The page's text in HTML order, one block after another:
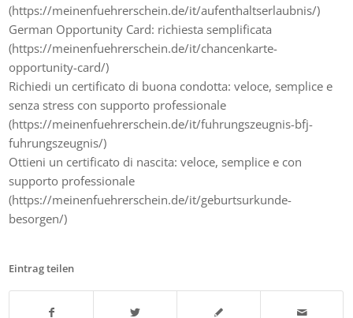
(https://meinenfuehrerschein.de/it/aufenthaltserlaubnis/)
German Opportunity Card: richiesta semplificata
(https://meinenfuehrerschein.de/it/chancenkarte-
opportunity-card/)
Richiedi un certificato di buona condotta: veloce, semplice e
senza stress con supporto professionale
(https://meinenfuehrerschein.de/it/fuhrungszeugnis-bfj-
fuhrungszeugnis/)
Ottieni un certificato di nascita: veloce, semplice e con
supporto professionale
(https://meinenfuehrerschein.de/it/geburtsurkunde-
besorgen/)
Eintrag teilen